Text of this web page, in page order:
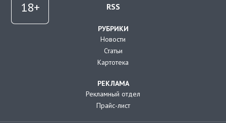
RSS
РУБРИКИ
Новости
Статьи
Картотека
РЕКЛАМА
Рекламный отдел
Прайс-лист